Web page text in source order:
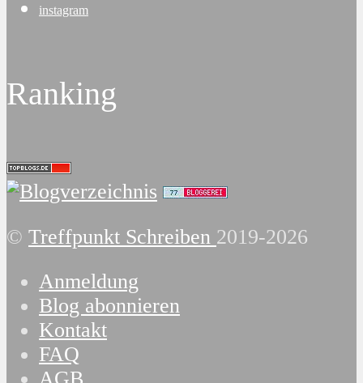
instagram
Ranking
© Treffpunkt Schreiben 2019-2026
Anmeldung
Blog abonnieren
Kontakt
FAQ